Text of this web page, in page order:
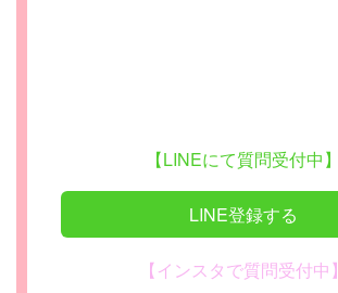
【LINEにて質問受付中】
LINE登録する
【インスタで質問受付中】